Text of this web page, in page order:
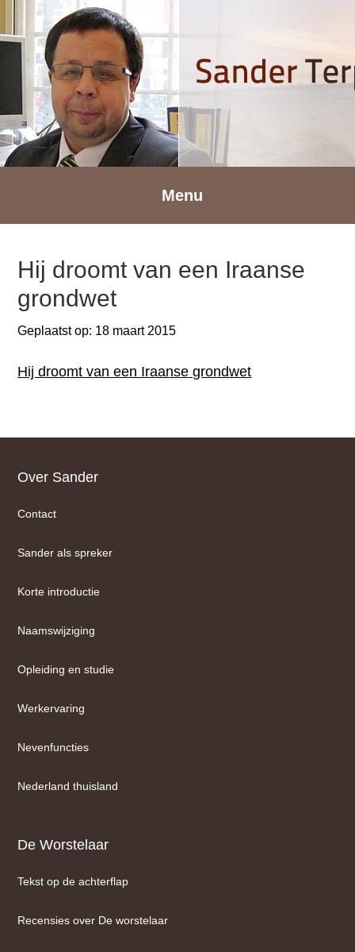
Spring
naar
hoofdnavigatie
naar
hoofd
inhoud
Spring
naar
voettekst
Menu
Hij droomt van een Iraanse
grondwet
Geplaatst op: 18 maart 2015
Hij droomt van een Iraanse grondwet
Footer
Over Sander
Contact
Sander als spreker
Korte introductie
Naamswijziging
Opleiding en studie
Werkervaring
Nevenfuncties
Nederland thuisland
De Worstelaar
Tekst op de achterflap
Recensies over De worstelaar